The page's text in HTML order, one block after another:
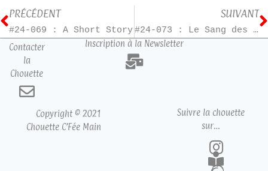
PRÉCÉDENT
#24-069 : A Short Story
SUIVANT
#24-073 : Le Sang des innocents
Contacter
la
Chouette
Inscription à la Newsletter
Copyright © 2021
Chouette C’Fée Main
Suivre la chouette
sur…